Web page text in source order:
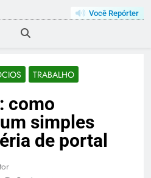
Você Repórter
TRABALHO
como
simples
de portal